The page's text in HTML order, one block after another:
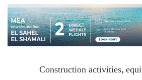
Construction activities,